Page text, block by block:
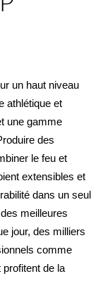
un haut niveau
athlétique et
une gamme
le feu et
extensibles et
dans un seul
meilleures
jour, des milliers
comme
de la